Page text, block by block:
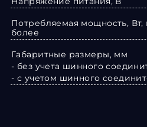
Потребляемая мощность, Вт,
более
Габаритные размеры, мм
- без учета шинного
- с учетом шинного